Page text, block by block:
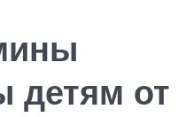
детям от